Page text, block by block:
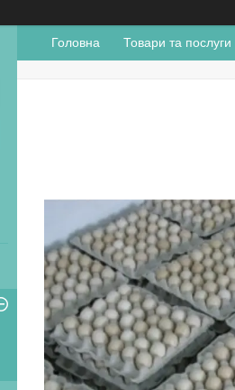
Головна Товари та послуги